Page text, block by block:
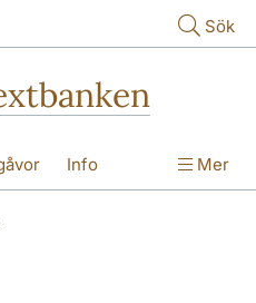
Sök
Info Mer